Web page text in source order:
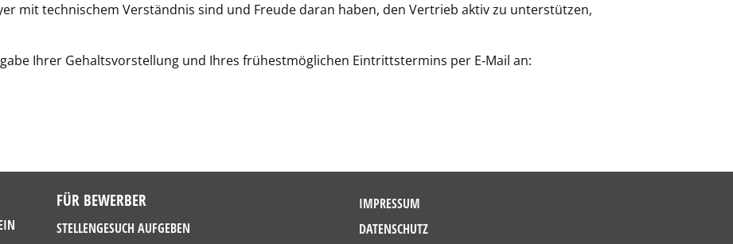
mit technischem Verständnis sind und Freude daran haben, den Vertrieb aktiv zu unterstützen,
Ihrer Gehaltsvorstellung und Ihres frühestmöglichen Eintrittstermins per E‑Mail an:
FÜR BEWERBER
STELLENGESUCH AUFGEBEN
IMPRESSUM
DATENSCHUTZ